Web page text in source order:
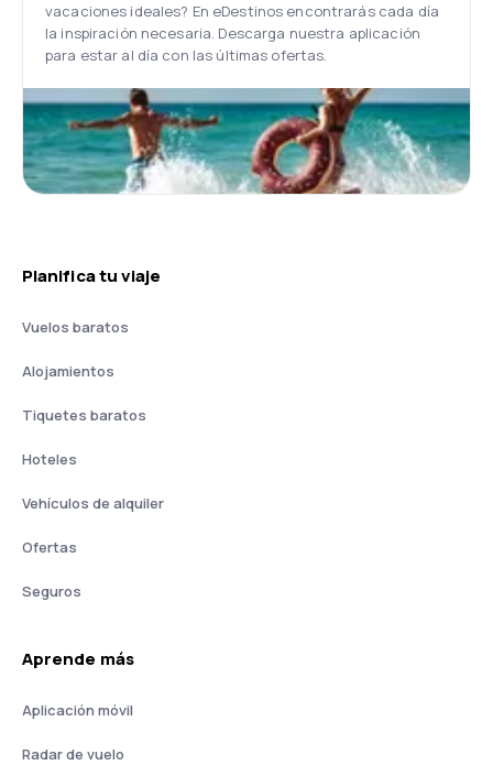
vacaciones ideales? En eDestinos encontrarás cada día
la inspiración necesaria. Descarga nuestra aplicación
para estar al día con las últimas ofertas.
Planifica tu viaje
Vuelos baratos
Alojamientos
Tiquetes baratos
Hoteles
Vehículos de alquiler
Ofertas
Seguros
Aprende más
Aplicación móvil
Radar de vuelo